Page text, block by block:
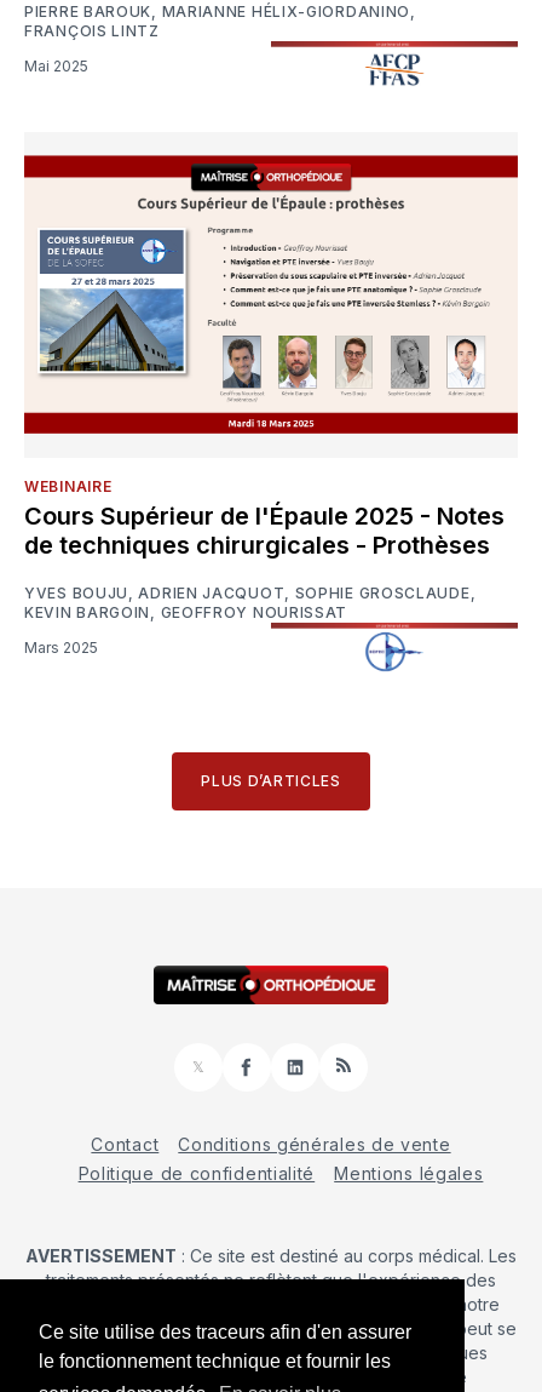
Ce site utilise des traceurs afin d'en assurer
le fonctionnement technique et fournir les
PIERRE BAROUK MARIANNE HÉLIX-GIORDANINO
FRANÇOIS LINTZ
Mai 2025
WEBINAIRE
Cours Supérieur de l'Épaule 2025 - Notes
de techniques chirurgicales - Prothèses
YVES BOUJU ,ADRIEN JACQUOT SOPHIE GROSCLAUDE
KEVIN BARGOIN
GEOFFROY NOURISSAT
Mars 2025
PLUS D’ARTICLES
𝕏
FacebookLinkedInRSS
Contact
Conditions générales de vente
Politique de confidentialité
Mentions légales
AVERTISSEMENT : Ce site est destiné au corps médical. Les
traitements présentés ne reflètent que l'expérience des
auteurs au moment où leur article a été publié dans notre
journal. La décision d’une intervention chirurgicale ne peut se
prendre qu'après un examen clinique. Les techniques
publiées ici ne sauraient justifier une quelconque